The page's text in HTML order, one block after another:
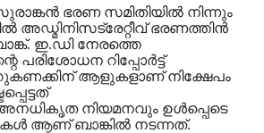
ഭരണ സമിതിയിൽ നിന്നും
അഡ്മിനിസട്രേറ്റീവ് ഭരണത്തിൻ
ഇ.ഡി നേരത്തെ
പരിശോധന റിപ്പോർട്ട്
ആളുകളാണ് നിക്ഷേപം
നിയമനവും ഉൾപ്പെടെ
ആണ് ബാങ്കിൽ നടന്നത്.